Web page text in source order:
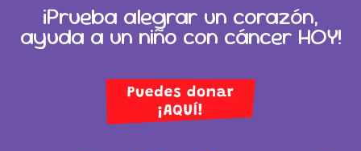
¡Prueba alegrar un corazón,
ayuda a un niño con cáncer HOY!